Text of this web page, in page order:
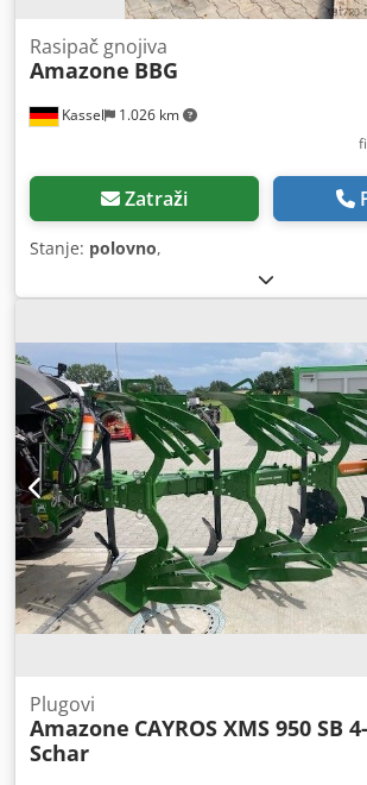
Kassel 1.026 km
Rasipač gnojiva
Amazone BBG
Zatraži
Stanje: polovno,
Plugovi
Amazone CAYROS XMS 950 SB 4-
Schar